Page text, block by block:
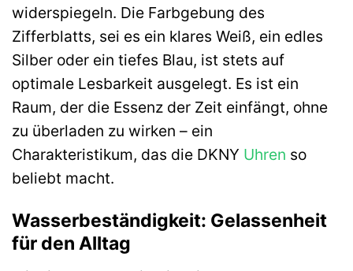
widerspiegeln. Die Farbgebung des
Zifferblatts, sei es ein klares Weiß, ein edles
Silber oder ein tiefes Blau, ist stets auf
optimale Lesbarkeit ausgelegt. Es ist ein
Raum, der die Essenz der Zeit einfängt, ohne
zu überladen zu wirken – ein
Charakteristikum, das die DKNY Uhren so
beliebt macht.
Wasserbeständigkeit: Gelassenheit
für den Alltag